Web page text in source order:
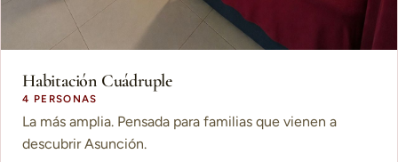
Habitación Cuádruple
4 PERSONAS
La más amplia. Pensada para familias que vienen a
descubrir Asunción.